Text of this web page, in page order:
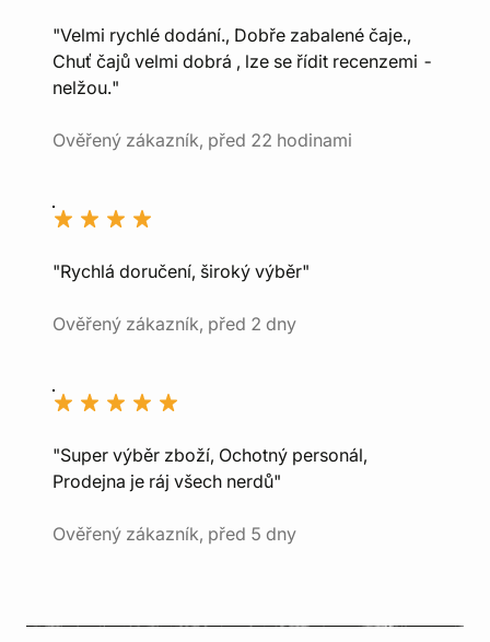
"Velmi rychlé dodání., Dobře zabalené čaje.,
Chuť čajů velmi dobrá , lze se řídit recenzemi -
nelžou."
Ověřený zákazník, před 22 hodinami
"Rychlá doručení, široký výběr"
Ověřený zákazník, před 2 dny
"Super výběr zboží, Ochotný personál,
Prodejna je ráj všech nerdů"
Ověřený zákazník, před 5 dny